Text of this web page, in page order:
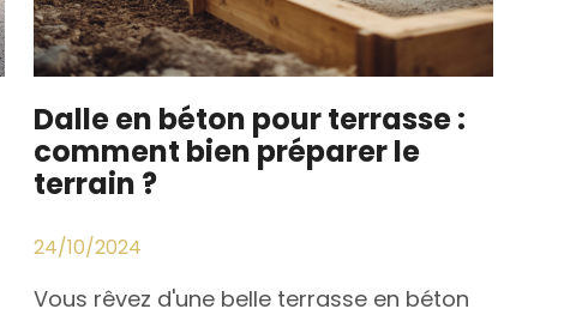
Dalle en béton pour terrasse :
comment bien préparer le
terrain ?
24/10/2024
Vous rêvez d'une belle terrasse en béton